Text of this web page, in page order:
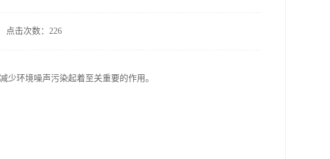
点击次数：226
少环境噪声污染起着至关重要的作用。